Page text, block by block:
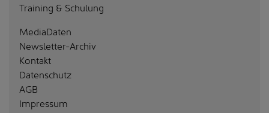
Training & Schulung
MediaDaten
Newsletter-Archiv
Kontakt
Datenschutz
AGB
Impressum